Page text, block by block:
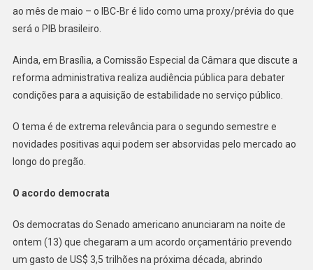
ao mês de maio – o IBC-Br é lido como uma proxy/prévia do que
será o PIB brasileiro.
Ainda, em Brasília, a Comissão Especial da Câmara que discute a
reforma administrativa realiza audiência pública para debater
condições para a aquisição de estabilidade no serviço público.
O tema é de extrema relevância para o segundo semestre e
novidades positivas aqui podem ser absorvidas pelo mercado ao
longo do pregão.
O acordo democrata
Os democratas do Senado americano anunciaram na noite de
ontem (13) que chegaram a um acordo orçamentário prevendo
um gasto de US$ 3,5 trilhões na próxima década, abrindo